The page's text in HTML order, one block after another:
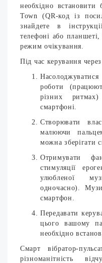
необхідно встановити
Town (QR-код із
знайдете в
телефоні або
режим очікування.
Під час керування
роботи
різних
смартфоні.
Створювати
малюючи
можна зберігати
Отримувати
стимуляції
улюбленої
одночасно).
смартфон.
Передавати
цього вашому
необхідно
Смарт вібратор-
різноманітність